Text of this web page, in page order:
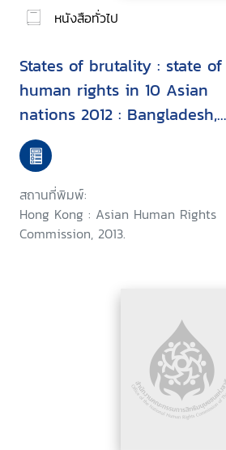
หนังสือทั่วไป
States of brutality : state of
human rights in 10 Asian
nations 2012 : Bangladesh,
Burma, India, Indonesia,
Pakistan, Philippines, South
Korea, Sri Lanka, Thailand
สถานที่พิมพ์:
Hong Kong : Asian Human Rights
Commission, 2013.